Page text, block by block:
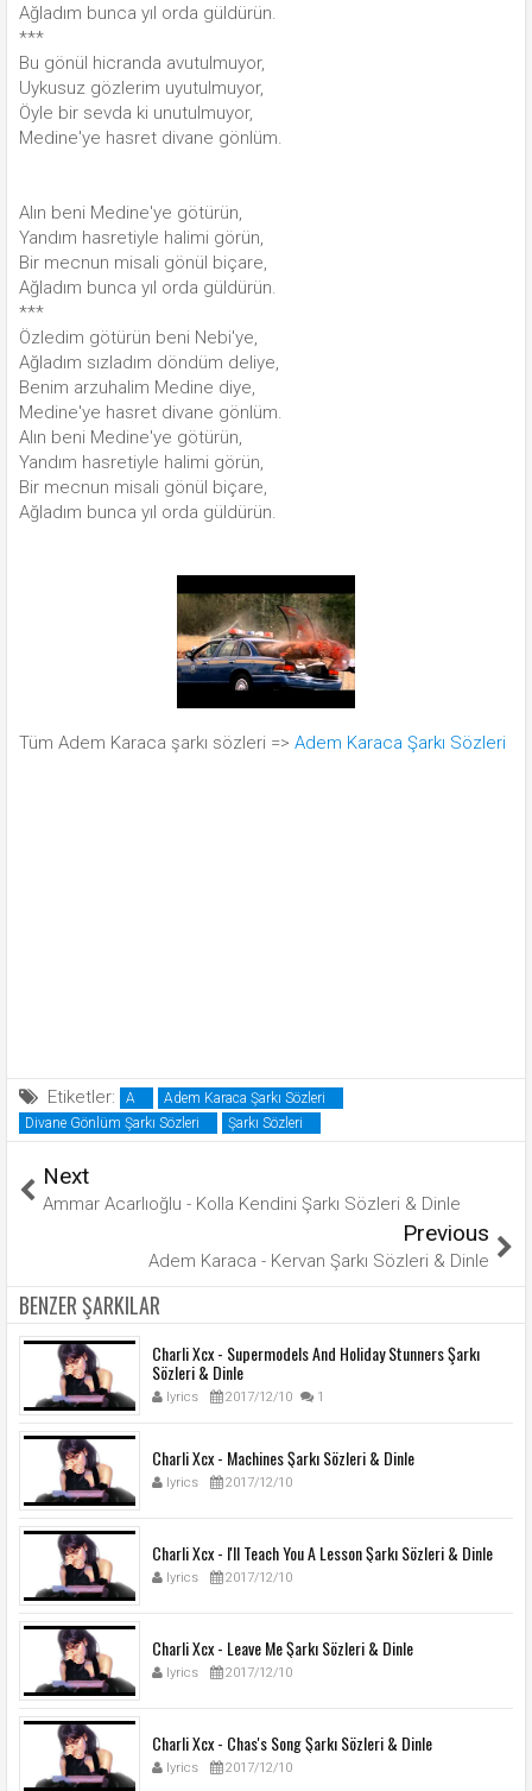
Ağladım bunca yıl orda güldürün.
***
Bu gönül hicranda avutulmuyor,
Uykusuz gözlerim uyutulmuyor,
Öyle bir sevda ki unutulmuyor,
Medine'ye hasret divane gönlüm.
Alın beni Medine'ye götürün,
Yandım hasretiyle halimi görün,
Bir mecnun misali gönül biçare,
Ağladım bunca yıl orda güldürün.
***
Özledim götürün beni Nebi'ye,
Ağladım sızladım döndüm deliye,
Benim arzuhalim Medine diye,
Medine'ye hasret divane gönlüm.
Alın beni Medine'ye götürün,
Yandım hasretiyle halimi görün,
Bir mecnun misali gönül biçare,
Ağladım bunca yıl orda güldürün.
Tüm Adem Karaca şarkı sözleri => Adem Karaca Şarkı Sözleri
Etiketler: A
Adem Karaca Şarkı Sözleri
Divane Gönlüm Şarkı Sözleri
Şarkı Sözleri
Next
Ammar Acarlıoğlu - Kolla Kendini Şarkı Sözleri & Dinle
Previous
Adem Karaca - Kervan Şarkı Sözleri & Dinle
BENZER ŞARKILAR
Charli Xcx - Supermodels And Holiday Stunners Şarkı
Sözleri & Dinle
lyrics 2017/12/10 1
Charli Xcx - Machines Şarkı Sözleri & Dinle
lyrics 2017/12/10
Charli Xcx - I'll Teach You A Lesson Şarkı Sözleri & Dinle
lyrics 2017/12/10
Charli Xcx - Leave Me Şarkı Sözleri & Dinle
lyrics 2017/12/10
Charli Xcx - Chas's Song Şarkı Sözleri & Dinle
lyrics 2017/12/10